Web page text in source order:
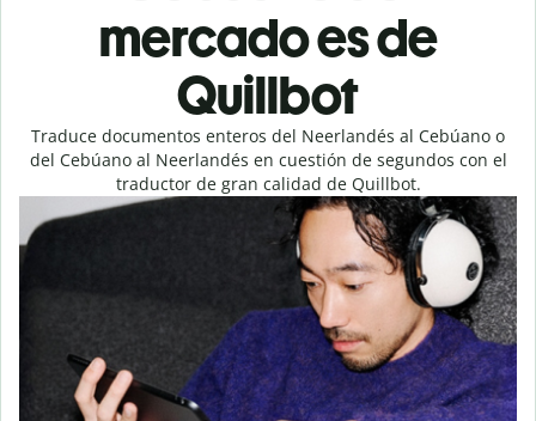
mercado es de
Quillbot
Traduce documentos enteros del Neerlandés al Cebúano o
del Cebúano al Neerlandés en cuestión de segundos con el
traductor de gran calidad de Quillbot.